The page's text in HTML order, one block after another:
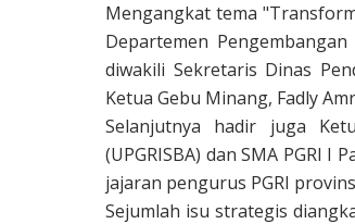
Mengangkat tema
Departemen
diwakili Sekretaris Dinas
Ketua Gebu Minang, Fadly
Selanjutnya hadir juga
(UPGRISBA) dan SMA PGRI I
jajaran pengurus PGRI
Sejumlah isu strategis